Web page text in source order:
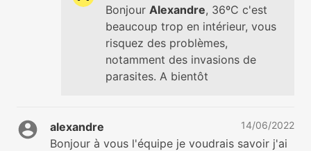
Bonjour Alexandre, 36ºC c'est
beaucoup trop en intérieur, vous
risquez des problèmes,
notamment des invasions de
parasites. A bientôt
alexandre 14/06/2022
Bonjour à vous l'équipe je voudrais savoir j'ai